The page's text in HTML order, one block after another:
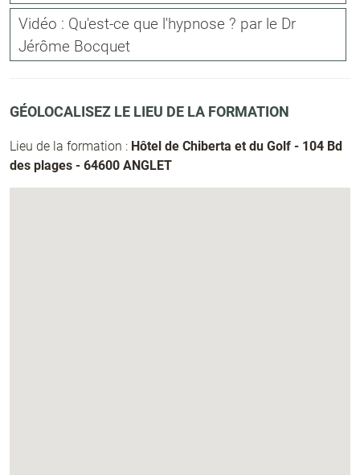
Vidéo : Qu'est-ce que l'hypnose ? par le Dr
Jérôme Bocquet
GÉOLOCALISEZ LE LIEU DE LA FORMATION
Lieu de la formation : Hôtel de Chiberta et du Golf - 104 Bd
des plages - 64600 ANGLET